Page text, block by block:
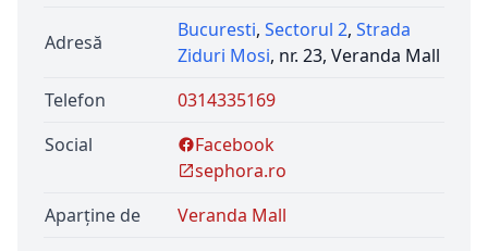
Adresă
Bucuresti, Sectorul 2, Strada
Ziduri Mosi, nr. 23, Veranda Mall
Telefon
0314335169
Social
Facebook
sephora.ro
Aparține de
Veranda Mall